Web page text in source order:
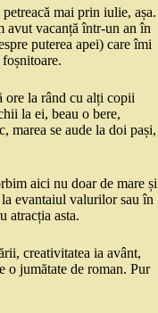
mai prin iulie, așa.
avut vacanță într-un an în
puterea apei) care îmi
ore la rând cu alți copii
la ei, beau o bere,
marea se aude la doi pași,
aici nu doar de mare și
evantaiul valurilor sau în
atracția asta.
creativitatea ia avânt,
o jumătate de roman. Pur